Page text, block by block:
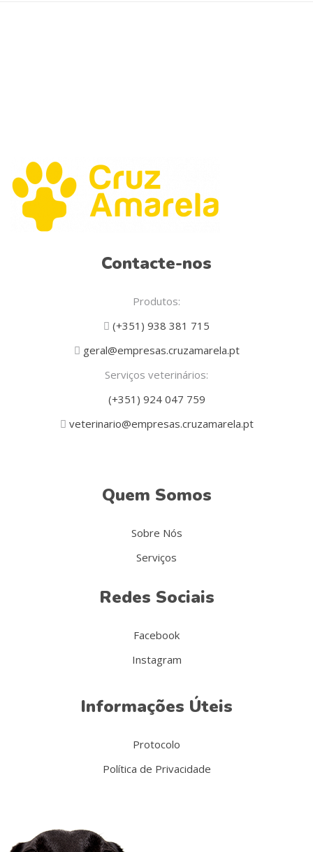
Contacte-nos
Produtos:
(+351) 938 381 715
geral@empresas.cruzamarela.pt
Serviços veterinários:
(+351) 924 047 759
veterinario@empresas.cruzamarela.pt
Quem Somos
Sobre Nós
Serviços
Redes Sociais
Facebook
Instagram
Informações Úteis
Protocolo
Política de Privacidade